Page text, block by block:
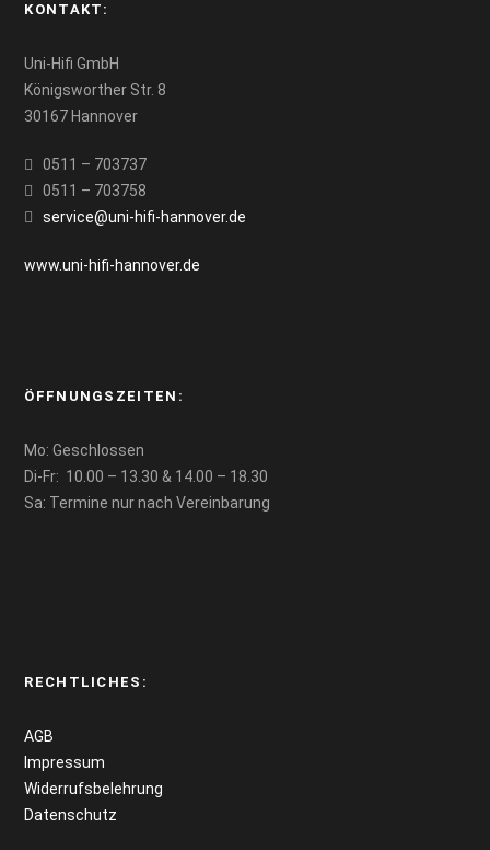
KONTAKT:
Uni-Hifi GmbH
Königsworther Str. 8
30167 Hannover
0511 – 703737
0511 – 703758
service@uni-hifi-hannover.de
www.uni-hifi-hannover.de
ÖFFNUNGSZEITEN:
Mo: Geschlossen
Di-Fr: 10.00 – 13.30 & 14.00 – 18.30
Sa: Termine nur nach Vereinbarung
RECHTLICHES:
AGB
Impressum
Widerrufsbelehrung
Datenschutz